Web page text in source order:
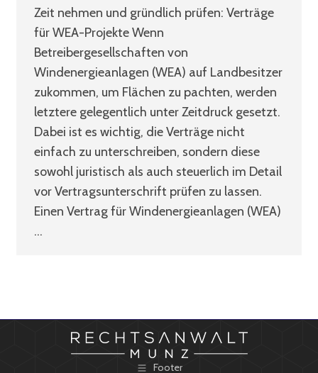
Zeit nehmen und gründlich prüfen: Verträge
für WEA-Projekte Wenn
Betreibergesellschaften von
Windenergieanlagen (WEA) auf Landbesitzer
zukommen, um Flächen zu pachten, werden
letztere gelegentlich unter Zeitdruck gesetzt.
Dabei ist es wichtig, die Verträge nicht
einfach zu unterschreiben, sondern diese
sowohl juristisch als auch steuerlich im Detail
vor Vertragsunterschrift prüfen zu lassen.
Einen Vertrag für Windenergieanlagen (WEA)
…
Footer